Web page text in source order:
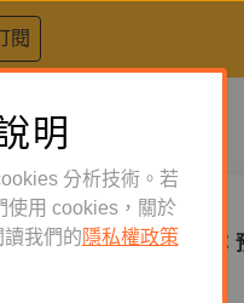
閱
聲書 心理勵志
待老年，它就怎麼回應你：
實踐
明
分析技術。若
使用 cookies，關於
我們的 隱私權政策